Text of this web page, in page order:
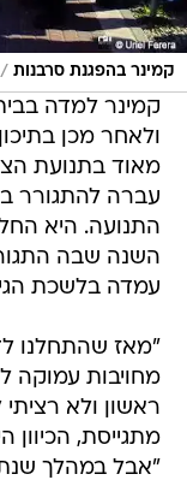
קמינר בהפגנת סרבנות /
קמינר למדה
ולאחר מכן
מאוד בתנועת
עברה להתגורר
התנועה. היא
השנה שבה
עמדה בלשכת
"מאז שהתחלנו
מחויבות עמוקה
ראשון ולא
מתגייסת, הכיוון
"אבל במהלך